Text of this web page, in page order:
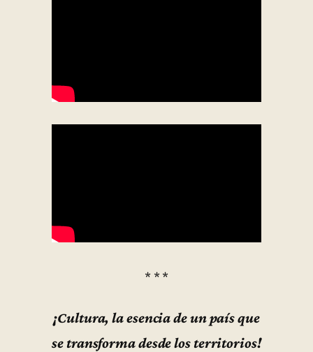
* * *
¡Cultura, la esencia de un país que
se transforma desde los territorios!